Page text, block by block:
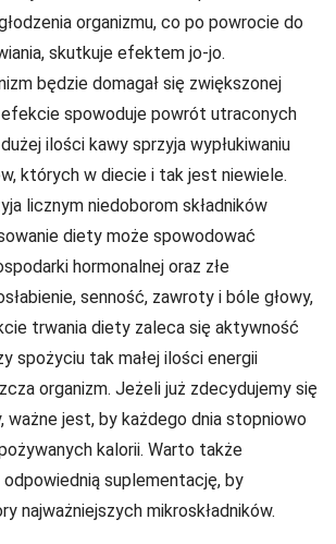
organizmu, co po powrocie do
skutkuje efektem jo-jo.
będzie domagał się zwiększonej
spowoduje powrót utraconych
ilości kawy sprzyja wypłukiwaniu
których w diecie i tak jest niewiele.
licznym niedoborom składników
diety może spowodować
hormonalnej oraz złe
senność, zawroty i bóle głowy,
trwania diety zaleca się aktywność
spożyciu tak małej ilości energii
organizm. Jeżeli już zdecydujemy się
ważne jest, by każdego dnia stopniowo
kalorii. Warto także
suplementację, by
najważniejszych mikroskładników.